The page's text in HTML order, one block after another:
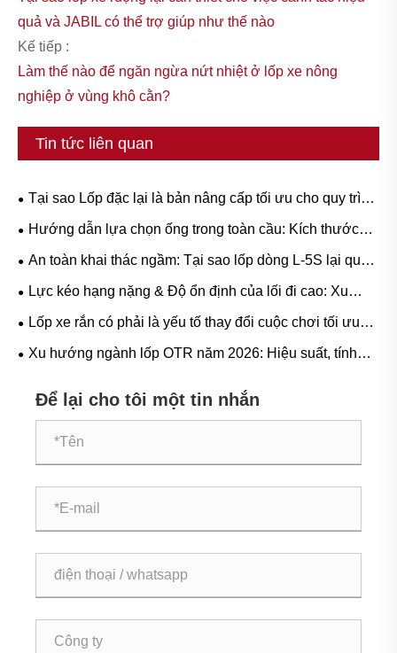
quả và JABIL có thể trợ giúp như thế nào
Kế tiếp :
Làm thế nào để ngăn ngừa nứt nhiệt ở lốp xe nông
nghiệp ở vùng khô cằn?
Tin tức liên quan
Tại sao Lốp đặc lại là bản nâng cấp tối ưu cho quy trình
làm việc hạng nặng?
Hướng dẫn lựa chọn ống trong toàn cầu: Kích thước
phổ biến và ứng dụng dựa trên kịch bản cho cao su tự
An toàn khai thác ngầm: Tại sao lốp dòng L-5S lại quan
trọng để loại bỏ thời gian ngừng hoạt động tốn kém của
Lực kéo hạng nặng & Độ ổn định của lối đi cao: Xu
hướng nhu cầu lốp cao su cho xe tải Reach và Hướng
Lốp xe rắn có phải là yếu tố thay đổi cuộc chơi tối ưu
cho các hoạt động hạng nặng không?
Xu hướng ngành lốp OTR năm 2026: Hiệu suất, tính
Để lại cho tôi một tin nhắn